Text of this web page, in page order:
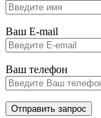
Ваш E-mail
Ваш телефон